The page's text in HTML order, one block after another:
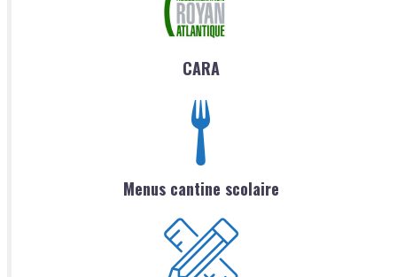
CARA
Menus cantine scolaire